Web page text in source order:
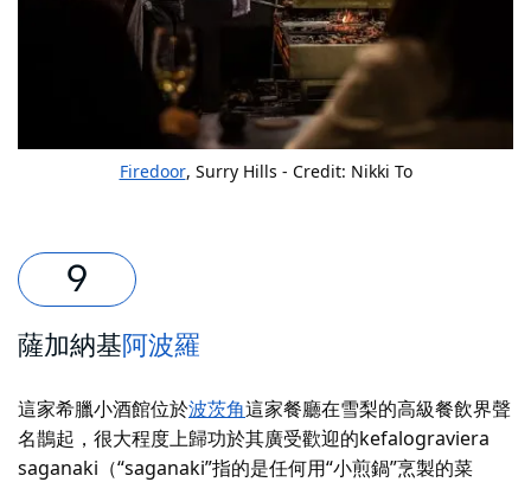
Firedoor, Surry Hills - Credit: Nikki To
薩加納基阿波羅
這家希臘小酒館位於波茨角這家餐廳在雪梨的高級餐飲界聲
名鵲起，很大程度上歸功於其廣受歡迎的kefalograviera
saganaki（“saganaki”指的是任何用“小煎鍋”烹製的菜